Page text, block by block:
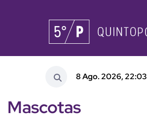
8 Ago. 2026, 22:03
Mascotas